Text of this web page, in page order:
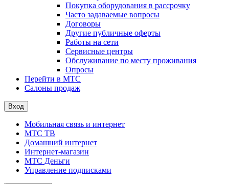
Покупка оборудования в рассрочку
Часто задаваемые вопросы
Договоры
Другие публичные оферты
Работы на сети
Сервисные центры
Обслуживание по месту проживания
Опросы
Перейти в МТС
Салоны продаж
Вход
Мобильная связь и интернет
МТС ТВ
Домашний интернет
Интернет-магазин
МТС Деньги
Управление подписками